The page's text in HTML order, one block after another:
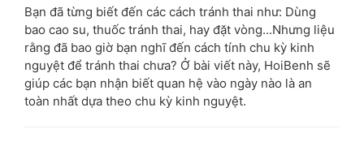
Bạn đã từng biết đến các cách tránh thai như: Dùng
bao cao su, thuốc tránh thai, hay đặt vòng...Nhưng liệu
rằng đã bao giờ bạn nghĩ đến cách tính chu kỳ kinh
nguyệt để tránh thai chưa? Ở bài viết này, HoiBenh sẽ
giúp các bạn nhận biết quan hệ vào ngày nào là an
toàn nhất dựa theo chu kỳ kinh nguyệt.